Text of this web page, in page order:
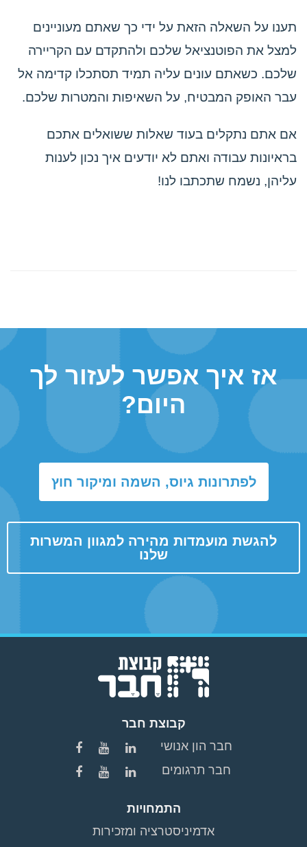
תענו על השאלה הזאת על ידי כך שאתם מעוניינים
למצל את הפוטנציאל שלכם ולהתקדם עם הקריירה
שלכם. כשאתם עונים עליה תמיד תסתכלו קדימה אל
עבר האופק המבטיח, על השאיפות והמטרות שלכם.
אם אתם נתקלים בעוד שאלות ששואלים אתכם
בראיונות עבודה ואתם לא יודעים איך נכון לענות
עליהן, נשמח שתכתבו לנו!
אז איך אפשר לעזור לך
היום?
לפתרונות גיוס, השמה ומיקור חוץ
להגשת מועמדות מהירה למגוון המשרות
שלנו
קבוצת חבר
חבר הון אנושי
חבר תרגומים
התמחויות
אדמיניסטרציה ומזכירות